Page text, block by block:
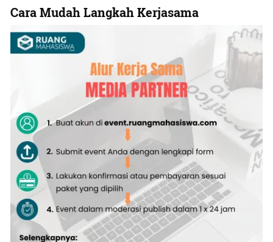
Cara Mudah Langkah Kerjasama